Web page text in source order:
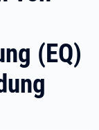
(EQ)